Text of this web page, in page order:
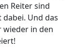
Reiter sind
Und das
wieder in den